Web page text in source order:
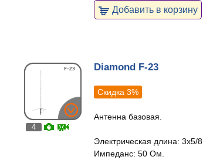
Добавить в корзину
4
Diamond F-23
Скидка 3%
Антенна базовая.
Электрическая длина: 3x5/8.
Импеданс: 50 Ом.